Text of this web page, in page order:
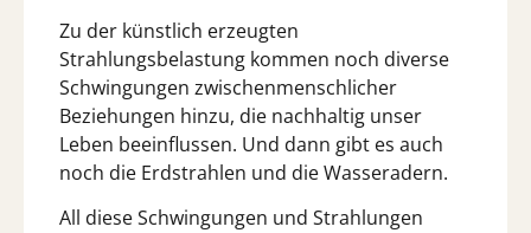
Zu der künstlich erzeugten
Strahlungsbelastung kommen noch diverse
Schwingungen zwischenmenschlicher
Beziehungen hinzu, die nachhaltig unser
Leben beeinflussen. Und dann gibt es auch
noch die Erdstrahlen und die Wasseradern.
All diese Schwingungen und Strahlungen